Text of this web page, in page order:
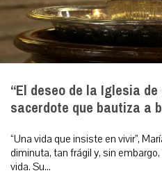
“El deseo de la Iglesia
sacerdote que bautiza a
“Una vida que insiste en vivir”,
diminuta, tan frágil y, sin
vida. Su...